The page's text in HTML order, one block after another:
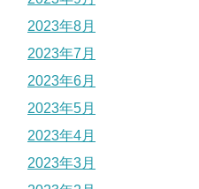
2023年8月
2023年7月
2023年6月
2023年5月
2023年4月
2023年3月